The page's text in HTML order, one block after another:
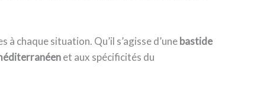
à chaque situation. Qu’il s’agisse d’unebastide
et aux spécificités du